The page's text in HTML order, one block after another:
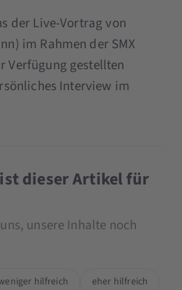
der Live-Vortrag von
im Rahmen der SMX
Verfügung gestellten
Interview im
dieser Artikel für
unsere Inhalte noch
hilfreich
eher hilfreich